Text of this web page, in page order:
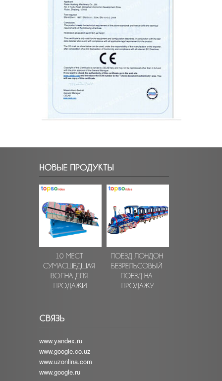
www.yandex.ru
www.google.co.uz
www.uzonlina.com
www.google.ru